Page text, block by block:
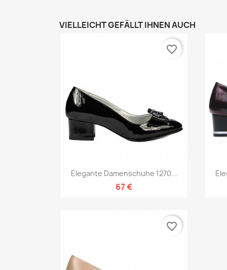
VIELLEICHT GEFÄLLT IHNEN AUCH
Vorschau
Elegante Damenschuhe 1270...
67 €
favorite_border
favorite_border